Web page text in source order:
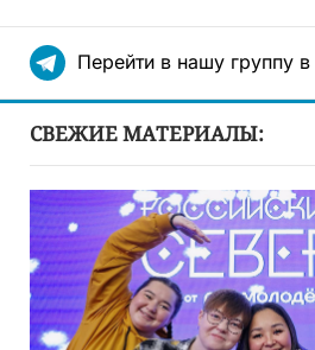
Перейти в нашу группу
СВЕЖИЕ МАТЕРИАЛЫ: